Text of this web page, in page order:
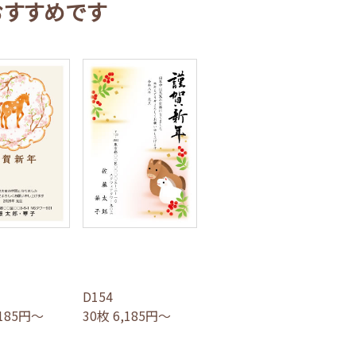
すめです
円～
D154
30枚 6,185円～